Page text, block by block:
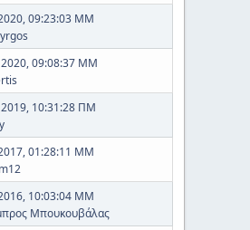
09:23:03 ΜΜ
2020, 09:08:37 ΜΜ
2019, 10:31:28 ΠΜ
01:28:11 ΜΜ
10:03:04 ΜΜ
Μπουκουβάλας